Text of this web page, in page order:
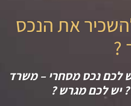
את הנכס
?
לכם נכס מסחרי – משרד
? יש לכם מגרש ?